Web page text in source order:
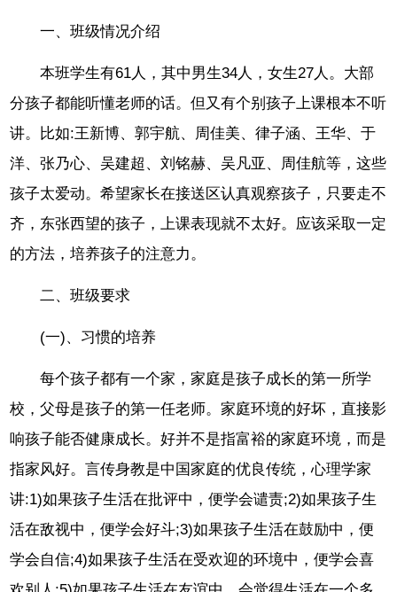
一、班级情况介绍
本班学生有61人，其中男生34人，女生27人。大部
分孩子都能听懂老师的话。但又有个别孩子上课根本不听
讲。比如:王新博、郭宇航、周佳美、律子涵、王华、于
洋、张乃心、吴建超、刘铭赫、吴凡亚、周佳航等，这些
孩子太爱动。希望家长在接送区认真观察孩子，只要走不
齐，东张西望的孩子，上课表现就不太好。应该采取一定
的方法，培养孩子的注意力。
二、班级要求
(一)、习惯的培养
每个孩子都有一个家，家庭是孩子成长的第一所学
校，父母是孩子的第一任老师。家庭环境的好坏，直接影
响孩子能否健康成长。好并不是指富裕的家庭环境，而是
指家风好。言传身教是中国家庭的优良传统，心理学家
讲:1)如果孩子生活在批评中，便学会谴责;2)如果孩子生
活在敌视中，便学会好斗;3)如果孩子生活在鼓励中，便
学会自信;4)如果孩子生活在受欢迎的环境中，便学会喜